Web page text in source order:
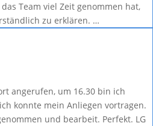
Team viel Zeit genommen hat,
zu erklären. …
angerufen, um 16.30 bin ich
konnte mein Anliegen vortragen.
und bearbeit. Perfekt. LG